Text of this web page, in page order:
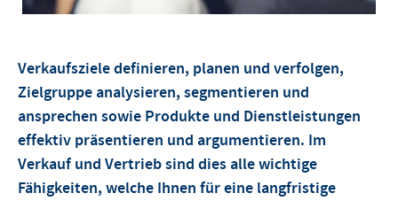
Verkaufsziele definieren, planen und verfolgen,
Zielgruppe analysieren, segmentieren und
ansprechen sowie Produkte und Dienstleistungen
effektiv präsentieren und argumentieren. Im
Verkauf und Vertrieb sind dies alle wichtige
Fähigkeiten, welche Ihnen für eine langfristige